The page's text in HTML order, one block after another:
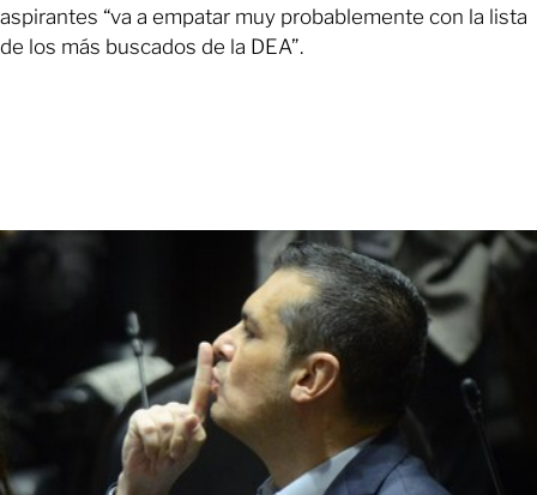
aspirantes “va a empatar muy probablemente con la lista
de los más buscados de la DEA”.